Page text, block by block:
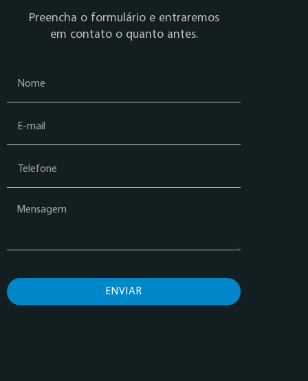
Preencha o formulário e entraremos
em contato o quanto antes.
ENVIAR